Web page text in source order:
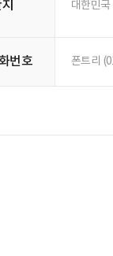
대한민국
번호 폰트리